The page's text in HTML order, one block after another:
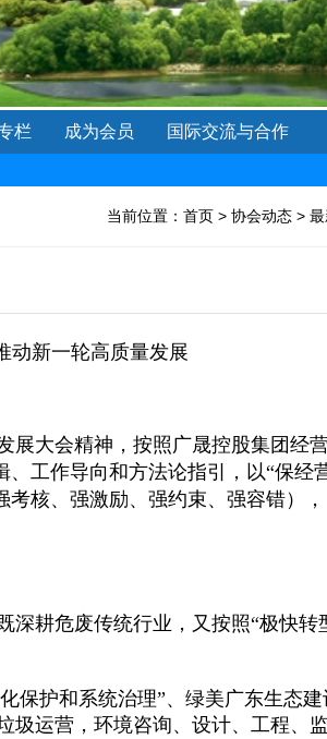
栏 成为会员 国际交流与合作
当前位置： 首页 > 协会动态 >
动新一轮高质量发展
展大会精神，按照广晟控股集团经
工作导向和方法论指引，以“保经
核、强激励、强约束、强容错），
深耕危废传统行业，又按照“极快转
保护和系统治理”、绿美广东生态建
运营，环境咨询、设计、工程、监